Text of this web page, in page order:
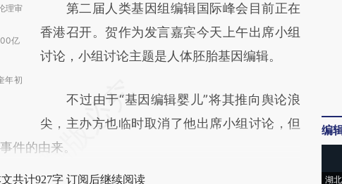
理审
亿
年初
第二届人类基因组编辑国际峰会目前正在
香港召开。贺作为发言嘉宾今天上午出席小组
讨论，小组讨论主题是人体胚胎基因编辑。
不过由于“基因编辑婴儿”将其推向舆论浪
尖，主办方也临时取消了他出席小组讨论，但
件的由来。
共计927字 订阅后继续阅读
编
湖